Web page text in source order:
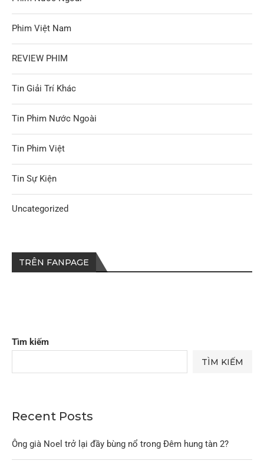
Tìm kiếm
TÌM KIẾM
Recent Posts
Ông già Noel trở lại đầy bùng nổ trong Đêm hung tàn 2?
Phim Việt Nam
REVIEW PHIM
Tin Giải Trí Khác
Tin Phim Nước Ngoài
Tin Phim Việt
Tin Sự Kiện
Uncategorized
TRÊN FANPAGE